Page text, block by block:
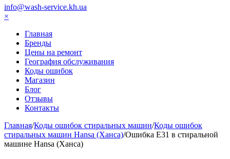
info@wash-service.kh.ua
×
Главная
Бренды
Цены на ремонт
География обслуживания
Коды ошибок
Магазин
Блог
Отзывы
Контакты
Главная/Коды ошибок стиральных машин/Коды ошибок
стиральных машин Hansa (Ханса)/Ошибка Е31 в стиральной
машине Hansa (Ханса)